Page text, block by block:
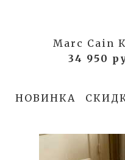
Marc Cain
34 950
НОВИНКА